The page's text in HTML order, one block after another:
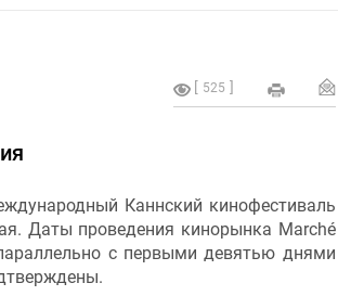
525
Каннский кинофестиваль
Даты проведения кинорынка Marché
с первыми девятью днями